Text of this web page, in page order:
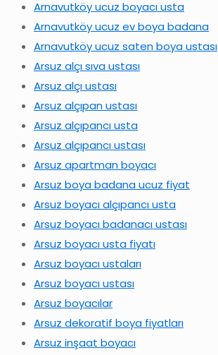
Arnavutköy ucuz boyacı usta
Arnavutköy ucuz ev boya badana
Arnavutköy ucuz saten boya ustası
Arsuz alçı sıva ustası
Arsuz alçı ustası
Arsuz alçıpan ustası
Arsuz alçıpancı usta
Arsuz alçıpancı ustası
Arsuz apartman boyacı
Arsuz boya badana ucuz fiyat
Arsuz boyacı alçıpancı usta
Arsuz boyacı badanacı ustası
Arsuz boyacı usta fiyatı
Arsuz boyacı ustaları
Arsuz boyacı ustası
Arsuz boyacılar
Arsuz dekoratif boya fiyatları
Arsuz inşaat boyacı